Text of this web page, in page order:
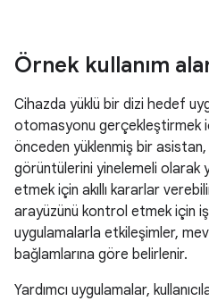
Örnek kullanım
Cihazda yüklü bir dizi hedef
otomasyonu gerçekleştirmek
önceden yüklenmiş bir asistan,
görüntülerini yinelemeli olarak
etmek için akıllı kararlar
arayüzünü kontrol etmek için
uygulamalarla etkileşimler,
bağlamlarına göre belirlenir.
Yardımcı uygulamalar,